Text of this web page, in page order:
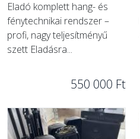
Eladó komplett hang- és
fénytechnikai rendszer –
profi, nagy teljesítményű
szett Eladásra...
550 000 Ft